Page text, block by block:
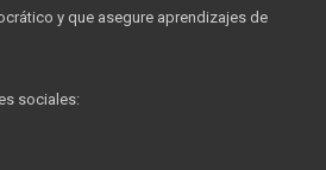
y que asegure aprendizajes de
sociales: